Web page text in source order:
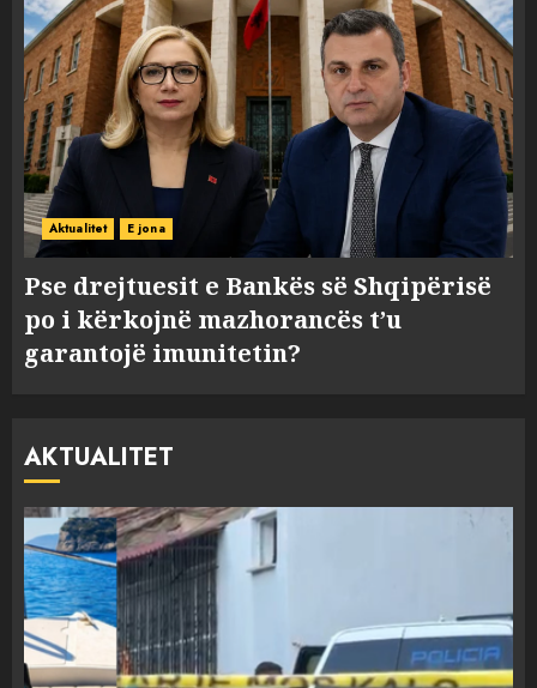
Aktualitet E jona
Pse drejtuesit e Bankës së Shqipërisë
po i kërkojnë mazhorancës t’u
garantojë imunitetin?
AKTUALITET